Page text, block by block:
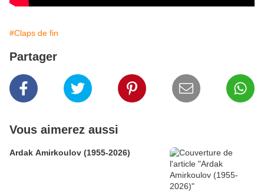
#Claps de fin
Partager
Vous aimerez aussi
Ardak Amirkoulov (1955-2026)